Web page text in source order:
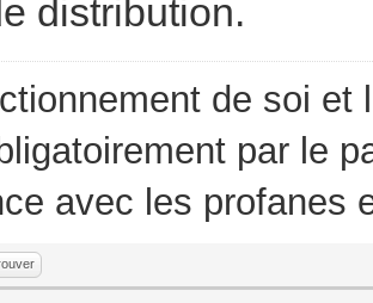
distribution.
de soi
par le
avec les profanes